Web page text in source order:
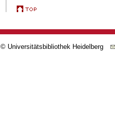
© Universitätsbibliothek Heidelberg